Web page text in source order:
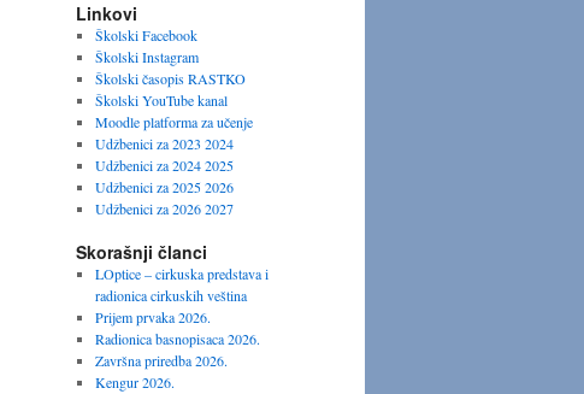
Linkovi
Školski Facebook
Školski Instagram
Školski časopis RASTKO
Školski YouTube kanal
Moodle platforma za učenje
Udžbenici za 2023 2024
Udžbenici za 2024 2025
Udžbenici za 2025 2026
Udžbenici za 2026 2027
Skorašnji članci
LOptice – cirkuska predstava i
radionica cirkuskih veština
Prijem prvaka 2026.
Radionica basnopisaca 2026.
Završna priredba 2026.
Kengur 2026.